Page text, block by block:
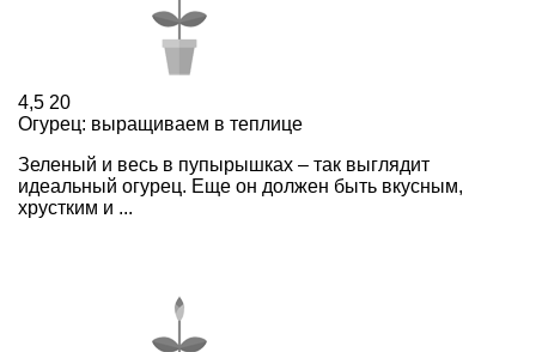
4,5 20
Огурец: выращиваем в теплице
Зеленый и весь в пупырышках – так выглядит
идеальный огурец. Еще он должен быть вкусным,
хрустким и ...